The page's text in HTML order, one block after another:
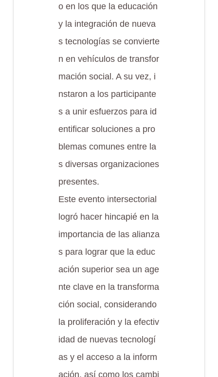
o en los que la educación
y la integración de nueva
s tecnologías se convierte
n en vehículos de transfor
mación social. A su vez, i
nstaron a los participante
s a unir esfuerzos para id
entificar soluciones a pro
blemas comunes entre la
s diversas organizaciones
presentes.
Este evento intersectorial
logró hacer hincapié en la
importancia de las alianza
s para lograr que la educ
ación superior sea un age
nte clave en la transforma
ción social, considerando
la proliferación y la efectiv
idad de nuevas tecnologí
as y el acceso a la inform
ación, así como los cambi